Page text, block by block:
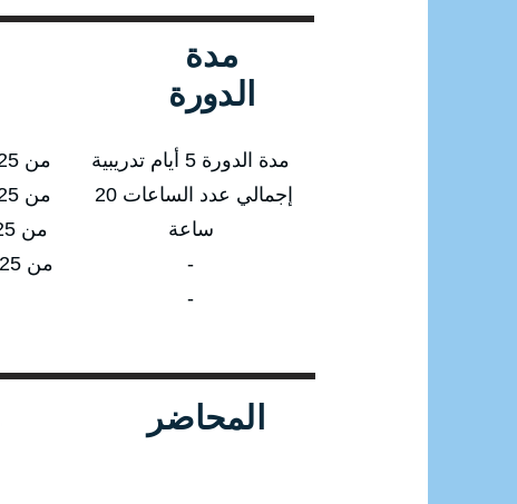
من 05/01/2025 إلى 09/01/2025
من 30/03/2025 إلى 03/04/2025
من 29/06/2025 إلى 03/07/2025
من 28/09/2025 إلى 02/10/2025
مدة
الدورة
مدة الدورة 5 أيام تدريبية
ساعة
-
-
المحاضر